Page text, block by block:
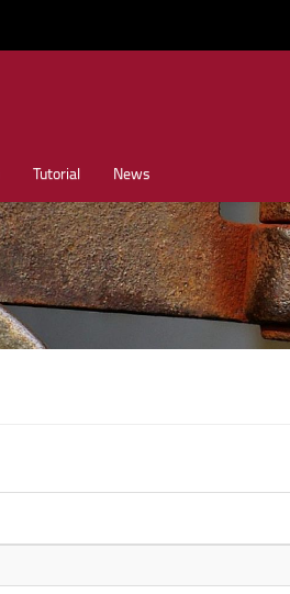
Tutorial News